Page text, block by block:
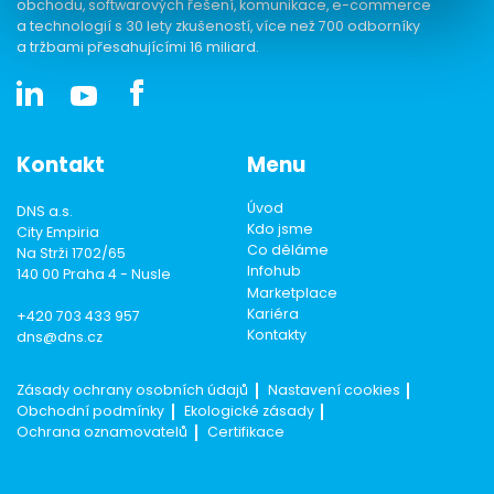
obchodu, softwarových řešení, komunikace, e-commerce
a technologií s 30 lety zkušeností, více než 700 odborníky
a tržbami přesahujícími 16 miliard.
Kontakt
DNS a.s.
City Empiria
Na Strži 1702/65
140 00 Praha 4 - Nusle
+420 703 433 957
dns@dns.cz
Menu
Úvod
Kdo jsme
Co děláme
Infohub
Marketplace
Kariéra
Kontakty
Zásady ochrany osobních údajů
Nastavení cookies
Obchodní podmínky
Ekologické zásady
Ochrana oznamovatelů
Certifikace